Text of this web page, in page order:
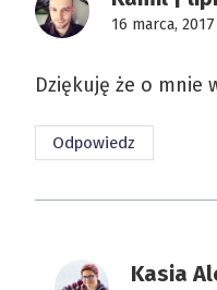
16 marca,
Dziękuję że o mnie
Odpowiedz
Kasia